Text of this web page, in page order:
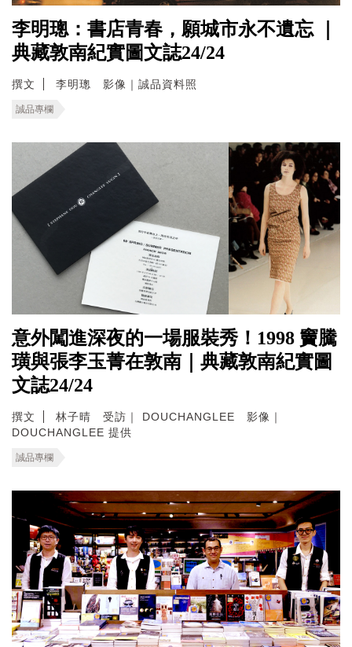
李明璁：書店青春，願城市永不遺忘 ｜
典藏敦南紀實圖文誌24/24
撰文 李明璁 影像｜誠品資料照
誠品專欄
意外闖進深夜的一場服裝秀！1998 竇騰
璜與張李玉菁在敦南｜典藏敦南紀實圖
文誌24/24
撰文
林子晴 受訪｜ DOUCHANGLEE 影像｜
DOUCHANGLEE 提供
誠品專欄